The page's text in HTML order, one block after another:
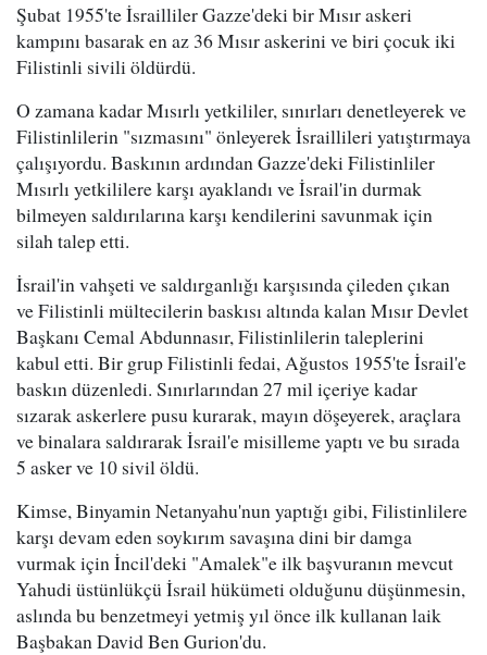
Şubat 1955'te İsrailliler Gazze'deki bir Mısır askeri
kampını basarak en az 36 Mısır askerini ve biri çocuk iki
Filistinli sivili öldürdü.
O zamana kadar Mısırlı yetkililer, sınırları denetleyerek ve
Filistinlilerin "sızmasını" önleyerek İsraillileri yatıştırmaya
çalışıyordu. Baskının ardından Gazze'deki Filistinliler
Mısırlı yetkililere karşı ayaklandı ve İsrail'in durmak
bilmeyen saldırılarına karşı kendilerini savunmak için
silah talep etti.
İsrail'in vahşeti ve saldırganlığı karşısında çileden çıkan
ve Filistinli mültecilerin baskısı altında kalan Mısır Devlet
Başkanı Cemal Abdunnasır, Filistinlilerin taleplerini
kabul etti. Bir grup Filistinli fedai, Ağustos 1955'te İsrail'e
baskın düzenledi. Sınırlarından 27 mil içeriye kadar
sızarak askerlere pusu kurarak, mayın döşeyerek, araçlara
ve binalara saldırarak İsrail'e misilleme yaptı ve bu sırada
5 asker ve 10 sivil öldü.
Kimse, Binyamin Netanyahu'nun yaptığı gibi, Filistinlilere
karşı devam eden soykırım savaşına dini bir damga
vurmak için İncil'deki "Amalek"e ilk başvuranın mevcut
Yahudi üstünlükçü İsrail hükümeti olduğunu düşünmesin,
aslında bu benzetmeyi yetmiş yıl önce ilk kullanan laik
Başbakan David Ben Gurion'du.